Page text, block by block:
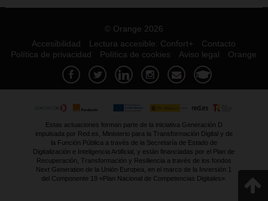
© Orange 2026
Accesibilidad
Lectura accesible: Confort+
Contacto
Política de privacidad
Política de cookies Aviso legal Orange
Estas actuaciones forman parte de la iniciativa Generación D
impulsada por Red.es, Ministerio para la Transformación Digital y de
la Función Pública a través de la Secretaría de Estado de
Digitalización e Inteligencia Artificial, y están financiadas por el Plan de
Recuperación, Transformación y Resiliencia a través de los fondos
Next Generation de la Unión Europea, en el marco de la Inversión 1
del Componente 19 «Plan Nacional de Competencias Digitales».